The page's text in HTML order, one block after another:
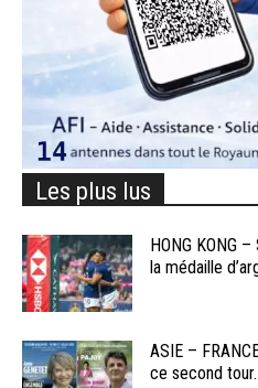
Les plus lus
HONG KONG
la médaille
ASIE –
ce second